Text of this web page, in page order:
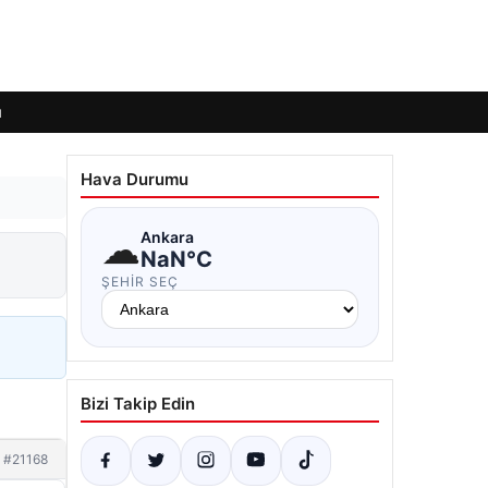
#21168
Hava Durumu
☁Ankara
NaN°C
ŞEHIR SEÇ
Bizi Takip Edin